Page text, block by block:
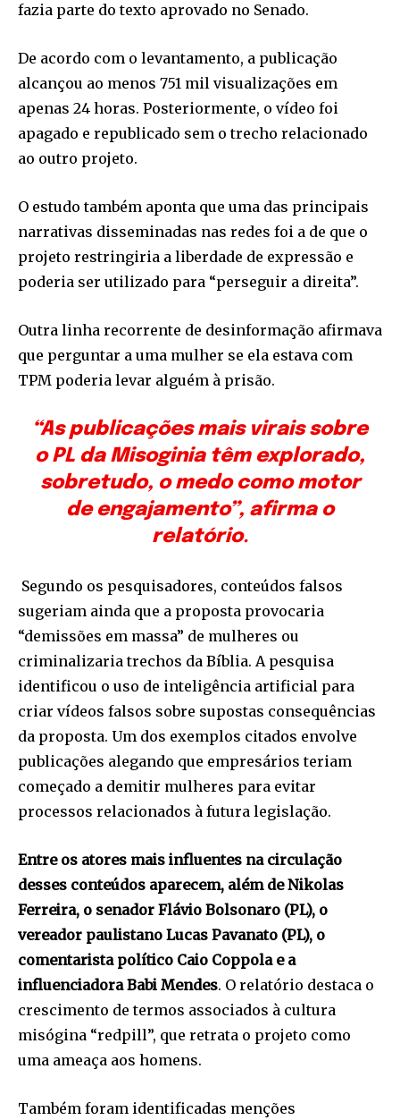
fazia parte do texto aprovado no Senado.
De acordo com o levantamento, a publicação
alcançou ao menos 751 mil visualizações em
apenas 24 horas. Posteriormente, o vídeo foi
apagado e republicado sem o trecho relacionado
ao outro projeto.
O estudo também aponta que uma das principais
narrativas disseminadas nas redes foi a de que o
projeto restringiria a liberdade de expressão e
poderia ser utilizado para “perseguir a direita”.
Outra linha recorrente de desinformação afirmava
que perguntar a uma mulher se ela estava com
TPM poderia levar alguém à prisão.
“As publicações mais virais sobre
o PL da Misoginia têm explorado,
sobretudo, o medo como motor
de engajamento”, afirma o
relatório.
Segundo os pesquisadores, conteúdos falsos
sugeriam ainda que a proposta provocaria
“demissões em massa” de mulheres ou
criminalizaria trechos da Bíblia. A pesquisa
identificou o uso de inteligência artificial para
criar vídeos falsos sobre supostas consequências
da proposta. Um dos exemplos citados envolve
publicações alegando que empresários teriam
começado a demitir mulheres para evitar
processos relacionados à futura legislação.
Entre os atores mais influentes na circulação
desses conteúdos aparecem, além de Nikolas
Ferreira, o senador Flávio Bolsonaro (PL), o
vereador paulistano Lucas Pavanato (PL), o
comentarista político Caio Coppola e a
influenciadora Babi Mendes. O relatório destaca o
crescimento de termos associados à cultura
misógina “redpill”, que retrata o projeto como
uma ameaça aos homens.
Também foram identificadas menções